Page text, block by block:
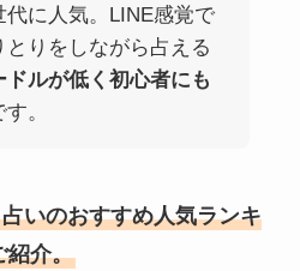
代に人気。LINE感覚で
とりをしながら占える
ドルが低く初心者にも
。
いのおすすめ人気ランキ
紹介。